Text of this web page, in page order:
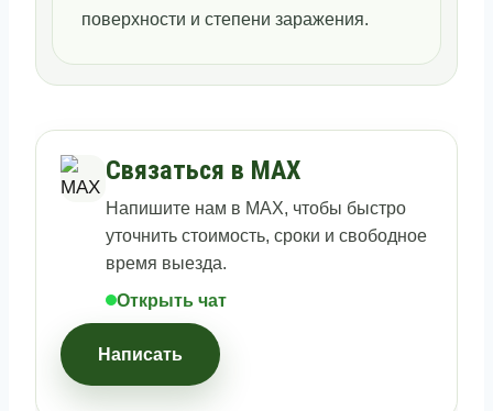
поверхности и степени заражения.
Связаться в MAX
Напишите нам в MAX, чтобы быстро
уточнить стоимость, сроки и свободное
время выезда.
Открыть чат
Написать